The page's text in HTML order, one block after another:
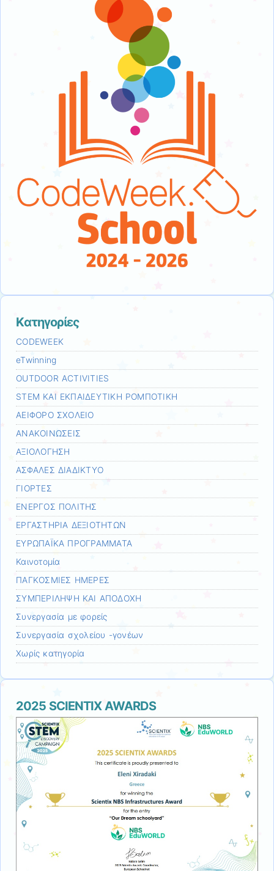
Kατηγορίες
CODEWEEK
eTwinning
OUTDOOR ACTIVITIES
STEM ΚΑΙ ΕΚΠΑΙΔΕΥΤΙΚΗ ΡΟΜΠΟΤΙΚΗ
ΑΕΙΦΟΡΟ ΣΧΟΛΕΙΟ
ΑΝΑΚΟΙΝΩΣΕΙΣ
ΑΞΙΟΛΟΓΗΣΗ
ΑΣΦΑΛΕΣ ΔΙΑΔΙΚΤΥΟ
ΓΙΟΡΤΕΣ
ΕΝΕΡΓΟΣ ΠΟΛΙΤΗΣ
ΕΡΓΑΣΤΗΡΙΑ ΔΕΞΙΟΤΗΤΩΝ
ΕΥΡΩΠΑΪΚΑ ΠΡΟΓΡΑΜΜΑΤΑ
Καινοτομία
ΠΑΓΚΟΣΜΙΕΣ ΗΜΕΡΕΣ
ΣΥΜΠΕΡΙΛΗΨΗ ΚΑΙ ΑΠΟΔΟΧΗ
Συνεργασία με φορείς
Συνεργασία σχολείου -γονέων
Χωρίς κατηγορία
2025 SCIENTIX AWARDS